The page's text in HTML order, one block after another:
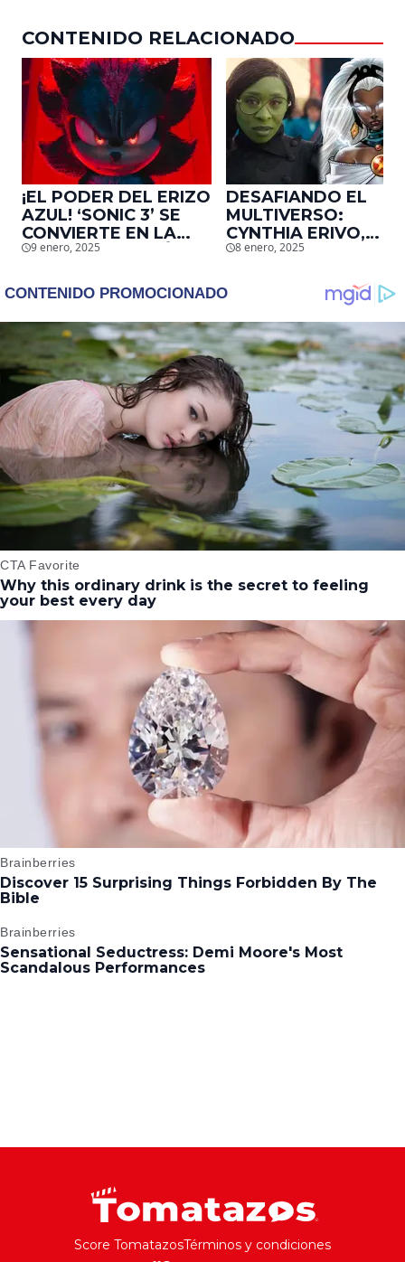
industria a su cuerpo
CONTENIDO RELACIONADO
¡EL PODER DEL ERIZO
AZUL! ‘SONIC 3’ SE
CONVIERTE EN LA
2DA. ADAPTACIÓN
MÁS TAQUILLERA DE
9 enero, 2025
DESAFIANDO EL
MULTIVERSO:
CYNTHIA ERIVO,
PROTAGONISTA DE
SER STORM EN EL
8 enero, 2025
Score TomatazosTérminos y condiciones